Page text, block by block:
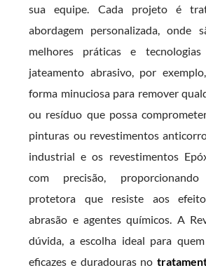
sua equipe. Cada projeto é
abordagem personalizada, onde
melhores práticas e
jateamento abrasivo, por
forma minuciosa para remover
ou resíduo que possa
pinturas ou revestimentos
industrial e os revestimentos
com precisão,
protetora que resiste aos
abrasão e agentes químicos. A
dúvida, a escolha ideal para
eficazes e duradouras no